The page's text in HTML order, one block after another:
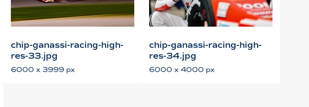
chip-ganassi-racing-high-
res-33.jpg
6000 x 3999 px
chip-ganassi-racing-high-
res-34.jpg
6000 x 4000 px